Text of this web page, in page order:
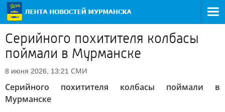
Серийного похитителя колбасы
поймали в Мурманске
8 июня 2026, 13:21 СМИ
Серийного похитителя колбасы поймали в
Мурманске